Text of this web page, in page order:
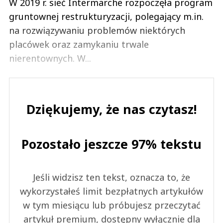
W 2019 r. sieć Intermarche rozpoczęła program
gruntownej restrukturyzacji, polegający m.in.
na rozwiązywaniu problemów niektórych
placówek oraz zamykaniu trwale
nierentownych. W...
Dziękujemy, że nas czytasz!
Pozostało jeszcze 97% tekstu
Jeśli widzisz ten tekst, oznacza to, że
wykorzystałeś limit bezpłatnych artykułów
w tym miesiącu lub próbujesz przeczytać
artykuł premium, dostępny wyłącznie dla